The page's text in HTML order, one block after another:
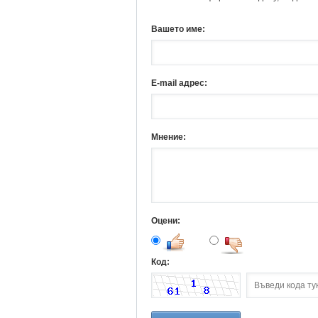
Вашето име:
E-mail адрес:
Мнение:
Оцени:
Код: